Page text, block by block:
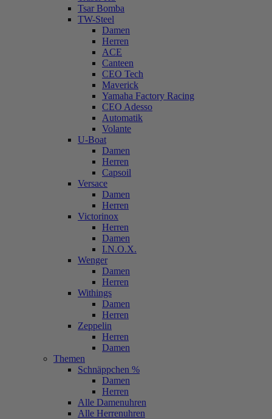
Tsar Bomba
TW-Steel
Damen
Herren
ACE
Canteen
CEO Tech
Maverick
Yamaha Factory Racing
CEO Adesso
Automatik
Volante
U-Boat
Damen
Herren
Capsoil
Versace
Damen
Herren
Victorinox
Herren
Damen
I.N.O.X.
Wenger
Damen
Herren
Withings
Damen
Herren
Zeppelin
Herren
Damen
Themen
Schnäppchen %
Damen
Herren
Alle Damenuhren
Alle Herrenuhren